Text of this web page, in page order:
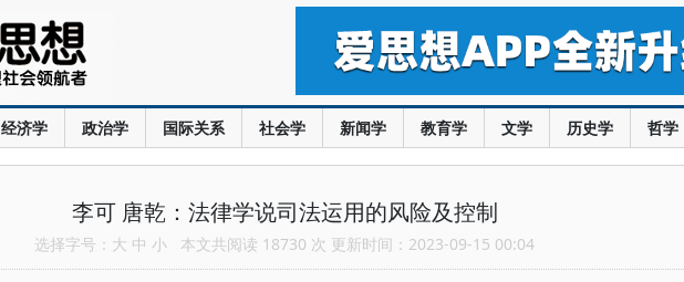
经济学 政治学 国际关系 社会学 新闻学 教育学 文学 历史学 哲学
李可 唐乾：法律学说司法运用的风险及控制
选择字号： 大 中 小 本文共阅读 18730 次 更新时间：2023-09-15 00:04